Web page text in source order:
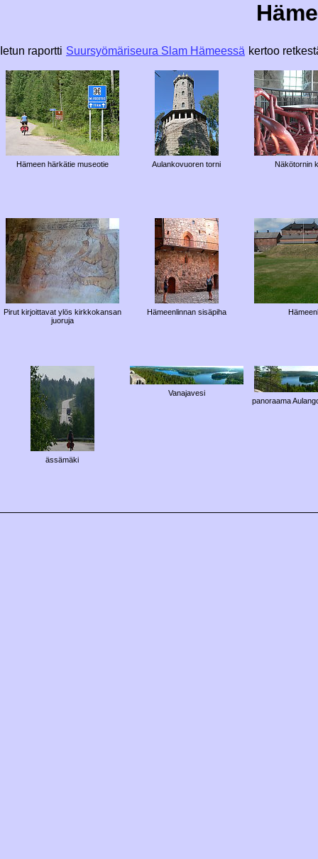
Ietun raportti Suursyömäriseura Slam Hämeessä kertoo
Hämeen härkätie museotie Aulankovuoren torni Näkötornin
Pirut kirjoittavat ylös kirkkokansan
juoruja
Hämeenlinnan sisäpiha
ässämäki
Vanajavesi
panoraama